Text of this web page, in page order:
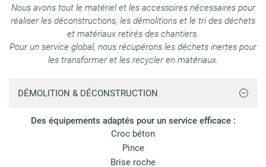
Nous avons tout le matériel et les accessoires nécessaires pour
réaliser les déconstructions, les démolitions et le tri des déchets
et matériaux retirés des chantiers.
Pour un service global, nous récupérons les déchets inertes pour
les transformer et les recycler en matériaux.
DÉMOLITION & DÉCONSTRUCTION
Des équipements adaptés pour un service efficace :
Croc béton
Pince
Brise roche